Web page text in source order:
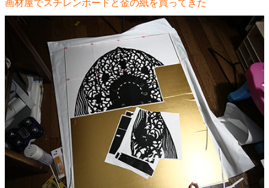
画材屋でスチレンボードと金の紙を買ってきた